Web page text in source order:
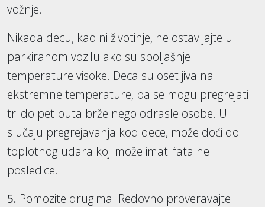
vožnje.
Nikada decu, kao ni životinje, ne ostavljajte u
parkiranom vozilu ako su spoljašnje
temperature visoke. Deca su osetljiva na
ekstremne temperature, pa se mogu pregrejati
tri do pet puta brže nego odrasle osobe. U
slučaju pregrejavanja kod dece, može doći do
toplotnog udara koji može imati fatalne
posledice.
5. Pomozite drugima. Redovno proveravajte